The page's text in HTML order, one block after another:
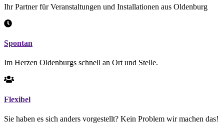
Ihr Partner für Veranstaltungen und Installationen aus Oldenburg
Spontan
Im Herzen Oldenburgs schnell an Ort und Stelle.
Flexibel
Sie haben es sich anders vorgestellt? Kein Problem wir machen das!